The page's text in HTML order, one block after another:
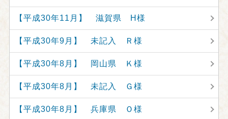
【平成30年11月】 滋賀県 H様
【平成30年9月】 未記入 Ｒ様
【平成30年8月】 岡山県 Ｋ様
【平成30年8月】 未記入 Ｇ様
【平成30年8月】 兵庫県 Ｏ様